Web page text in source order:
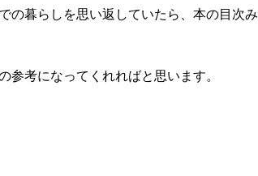
の暮らしを思い返していたら、本の目次み
参考になってくれればと思います。